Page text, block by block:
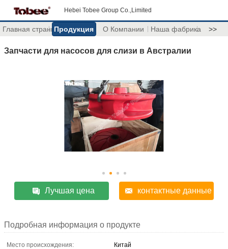
Hebei Tobee Group Co.,Limited
Главная страницаПродукция О Компании Наша фабрика >>
Запчасти для насосов для слизи в Австралии
Лучшая цена контактные данные
Подробная информация о продукте
Место происхождения:
Китай